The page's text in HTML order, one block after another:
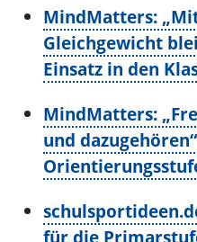
MindMatters:
Gleichgewicht
Einsatz in den
MindMatters:
und
für die